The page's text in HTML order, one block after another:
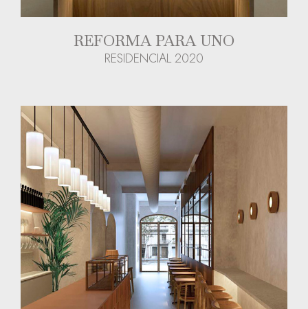
REFORMA PARA UNO
RESIDENCIAL 2020